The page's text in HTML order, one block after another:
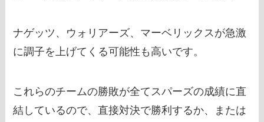
ナゲッツ、ウォリアーズ、マーベリックスが急激
に調子を上げてくる可能性も高いです。
これらのチームの勝敗が全てスパーズの成績に直
結しているので、直接対決で勝利するか、または